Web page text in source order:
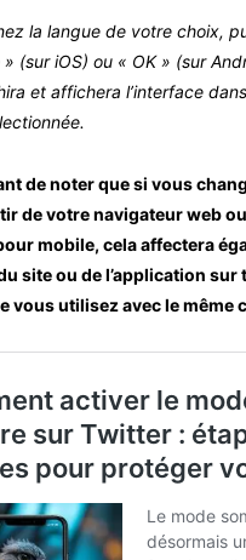
la langue de votre choix,
» (sur iOS) ou « OK » (sur
et affichera l’interface
de noter que si vous
de votre navigateur web
mobile, cela affectera
site ou de l’application
vous utilisez avec le même